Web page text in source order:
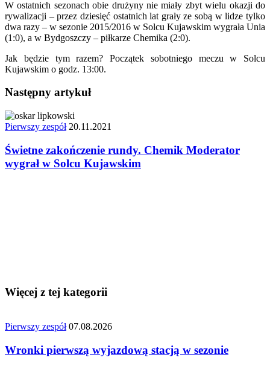
W ostatnich sezonach obie drużyny nie miały zbyt wielu okazji do
rywalizacji – przez dziesięć ostatnich lat grały ze sobą w lidze tylko
dwa razy – w sezonie 2015/2016 w Solcu Kujawskim wygrała Unia
(1:0), a w Bydgoszczy – piłkarze Chemika (2:0).
Jak będzie tym razem? Początek sobotniego meczu w Solcu
Kujawskim o godz. 13:00.
Następny artykuł
Pierwszy zespół 20.11.2021
Świetne zakończenie rundy. Chemik Moderator
wygrał w Solcu Kujawskim
Więcej z tej kategorii
Pierwszy zespół 07.08.2026
Wronki pierwszą wyjazdową stacją w sezonie